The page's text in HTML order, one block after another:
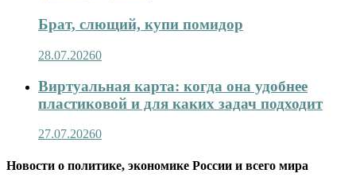
Брат, слющий, купи помидор
28.07.20260
Виртуальная карта: когда она удобнее
пластиковой и для каких задач подходит
27.07.20260
Новости о политике, экономике России и всего мира